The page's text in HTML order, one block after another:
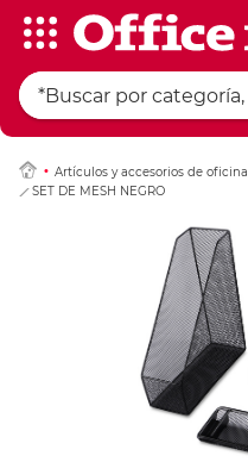
Artículos y accesorios de oficina
SET DE MESH NEGRO